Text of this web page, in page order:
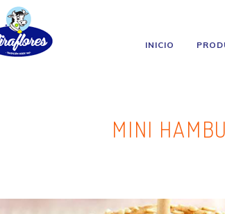
INICIO
MINI